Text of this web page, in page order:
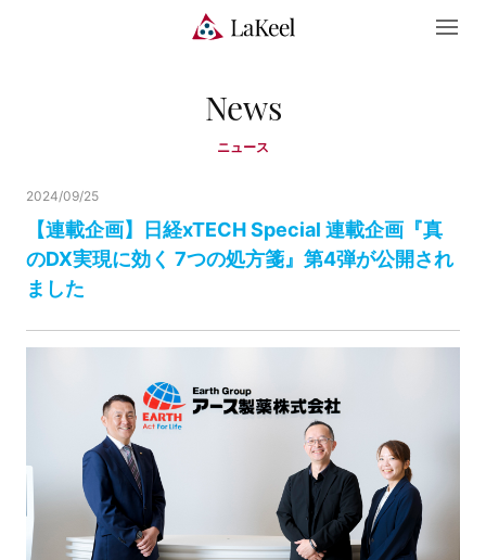
News
ニュース
【連載企画】日経xTECH Special 連載企画『真
のDX実現に効く 7つの処方箋』第4弾が公開され
ました
2024/09/25